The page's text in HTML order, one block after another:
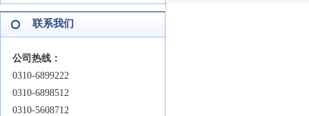
联系我们
公司热线：
0310-6899222
0310-6898512
0310-5608712